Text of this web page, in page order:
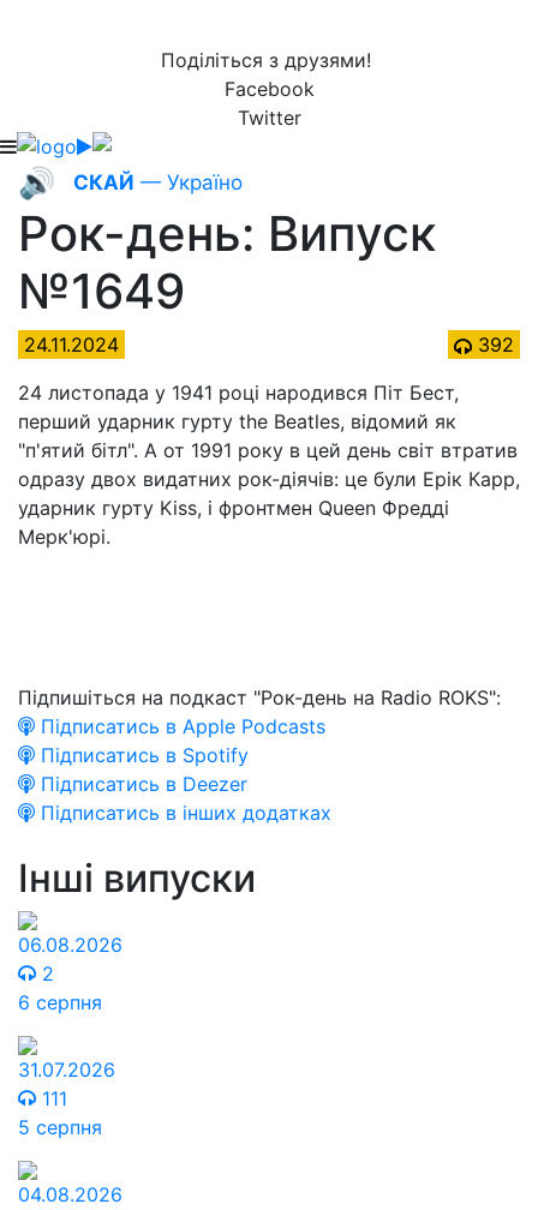
Поділіться з друзями!
Facebook
Twitter
🔊 СКАЙ — Україно
Рок-день: Випуск
№1649
24.11.2024
392
24 листопада у 1941 році народився Піт Бест,
перший ударник гурту the Beatles, відомий як
"п'ятий бітл". А от 1991 року в цей день світ втратив
одразу двох видатних рок-діячів: це були Ерік Карр,
ударник гурту Kiss, і фронтмен Queen Фредді
Мерк'юрі.
Підпишіться на подкаст "Рок-день на Radio ROKS":
Підписатись в Apple Podcasts
Підписатись в Spotify
Підписатись в Deezer
Підписатись в інших додатках
Інші випуски
06.08.2026
2
6 серпня
31.07.2026
111
5 серпня
04.08.2026